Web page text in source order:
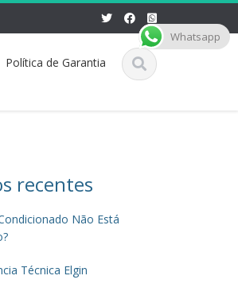
Política de Garantia
recentes
Não Está
Técnica Elgin
Whatsapp